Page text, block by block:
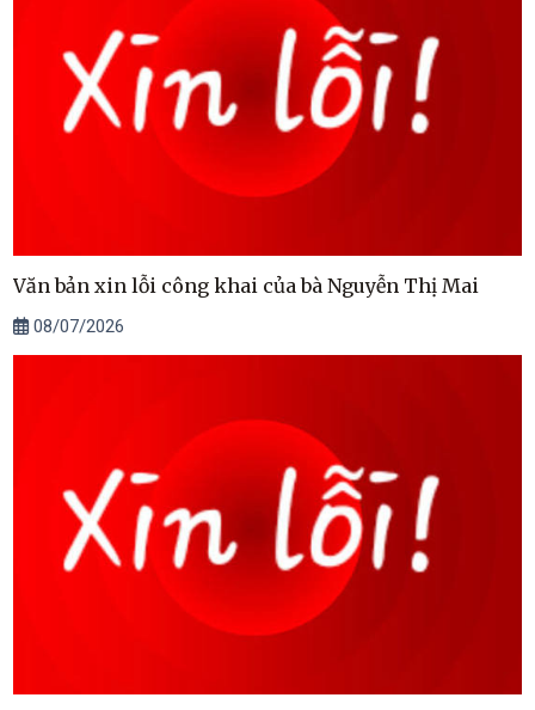
Văn bản xin lỗi công khai của bà Nguyễn Thị Mai
08/07/2026